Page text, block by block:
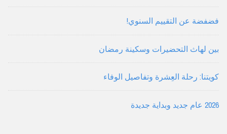
فضفضة عن التقييم السنوي!
بين لهاث التحضيرات وسكينة رمضان
كويتنا: رحلة العِشرة وتفاصيل الوفاء
2026 عام جديد وبداية جديدة